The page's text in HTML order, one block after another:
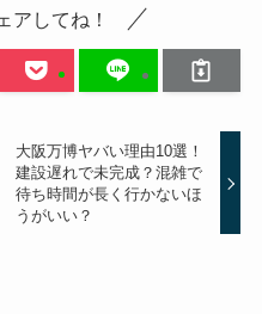
アしてね！
大阪万博ヤバい理由10選！
建設遅れで未完成？混雑で
待ち時間が長く行かないほ
うがいい？